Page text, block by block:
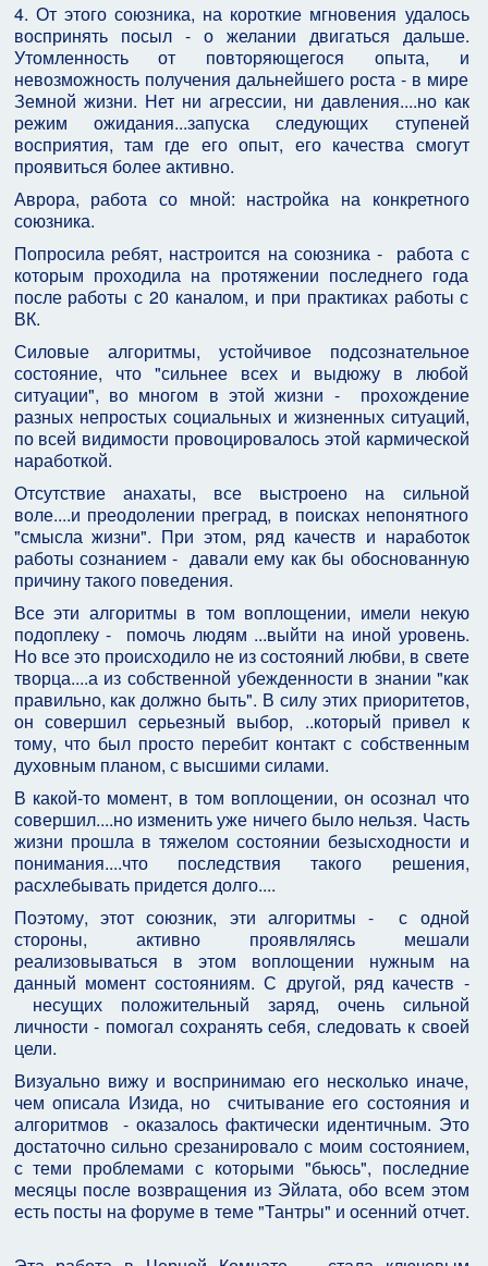
4. От этого союзника, на короткие мгновения удалось
воспринять посыл - о желании двигаться дальше.
Утомленность от повторяющегося опыта, и
невозможность получения дальнейшего роста - в мире
Земной жизни. Нет ни агрессии, ни давления....но как
режим ожидания...запуска следующих ступеней
восприятия, там где его опыт, его качества смогут
проявиться более активно.
Аврора, работа со мной: настройка на конкретного
союзника.
Попросила ребят, настроится на союзника - работа с
которым проходила на протяжении последнего года
после работы с 20 каналом, и при практиках работы с
ВК.
Силовые алгоритмы, устойчивое подсознательное
состояние, что "сильнее всех и выдюжу в любой
ситуации", во многом в этой жизни - прохождение
разных непростых социальных и жизненных ситуаций,
по всей видимости провоцировалось этой кармической
наработкой.
Отсутствие анахаты, все выстроено на сильной
воле....и преодолении преград, в поисках непонятного
"смысла жизни". При этом, ряд качеств и наработок
работы сознанием - давали ему как бы обоснованную
причину такого поведения.
Все эти алгоритмы в том воплощении, имели некую
подоплеку - помочь людям ...выйти на иной уровень.
Но все это происходило не из состояний любви, в свете
творца....а из собственной убежденности в знании "как
правильно, как должно быть". В силу этих приоритетов,
он совершил серьезный выбор, ..который привел к
тому, что был просто перебит контакт с собственным
духовным планом, с высшими силами.
В какой-то момент, в том воплощении, он осознал что
совершил....но изменить уже ничего было нельзя. Часть
жизни прошла в тяжелом состоянии безысходности и
понимания....что последствия такого решения,
расхлебывать придется долго....
Поэтому, этот союзник, эти алгоритмы - с одной
стороны, активно проявлялясь мешали
реализовываться в этом воплощении нужным на
данный момент состояниям. С другой, ряд качеств -
несущих положительный заряд, очень сильной
личности - помогал сохранять себя, следовать к своей
цели.
Визуально вижу и воспринимаю его несколько иначе,
чем описала Изида, но считывание его состояния и
алгоритмов - оказалось фактически идентичным. Это
достаточно сильно срезанировало с моим состоянием,
с теми проблемами с которыми "бьюсь", последние
месяцы после возвращения из Эйлата, обо всем этом
есть посты на форуме в теме "Тантры" и осенний отчет.